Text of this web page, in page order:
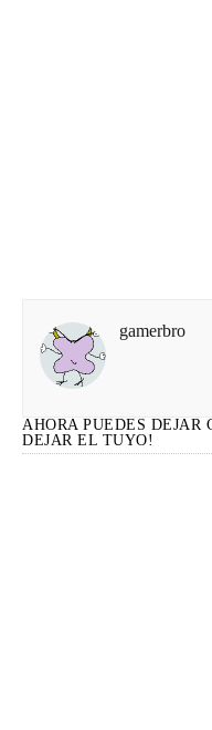
gamerbro
AHORA PUEDES DEJAR
DEJAR EL TUYO!